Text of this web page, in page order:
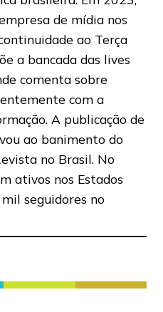
de mídia nos
ao Terça
a bancada das lives
comenta sobre
com a
A publicação de
ao banimento do
no Brasil. No
ativos nos Estados
seguidores no